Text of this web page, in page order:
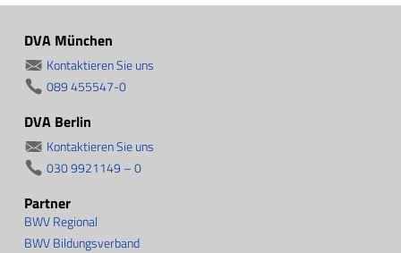
DVA München
Kontaktieren Sie uns
089 455547-0
DVA Berlin
Kontaktieren Sie uns
030 9921149 – 0
Partner
BWV Regional
BWV Bildungsverband